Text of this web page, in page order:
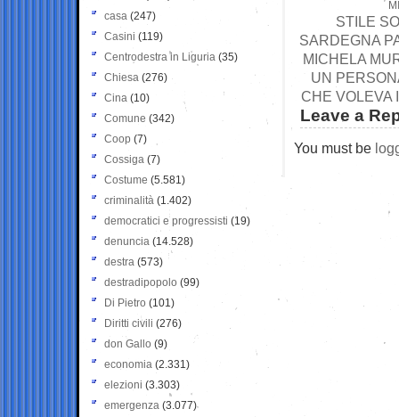
STILE
SARDEGNA
MICHELA
UN
CHE VOLEVA
Leave a
You must be
casa (247)
Casini (119)
Centrodestra in Liguria (35)
Chiesa (276)
Cina (10)
Comune (342)
Coop (7)
Cossiga (7)
Costume (5.581)
criminalità (1.402)
democratici e progressisti (19)
denuncia (14.528)
destra (573)
destradipopolo (99)
Di Pietro (101)
Diritti civili (276)
don Gallo (9)
economia (2.331)
elezioni (3.303)
emergenza (3.077)